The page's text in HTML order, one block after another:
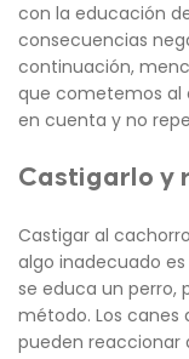
con la educación
consecuencias
continuación,
que cometemos al
en cuenta y no
Castigarlo y
Castigar al
algo inadecuado
se educa un perro,
método. Los
pueden reaccionar